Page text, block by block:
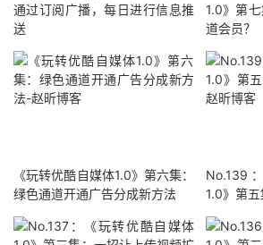
通过订阅广播，每日进行信息推
送
1.0》第
道会员？
《玩转优酷自媒体1.0》第六集：
绿色通道开通广告分成新方法
No.139
1.0》第